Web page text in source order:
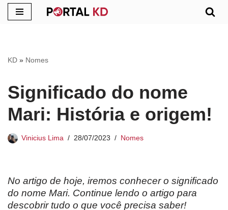
conteúdo
KD » Nomes
Significado do nome
Mari: História e origem!
Vinicius Lima 28/07/2023 Nomes
No artigo de hoje, iremos conhecer o significado
do nome Mari. Continue lendo o artigo para
descobrir tudo o que você precisa saber!